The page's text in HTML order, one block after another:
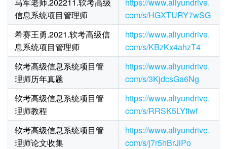
信息系统项目管理师
com/s/HGXTURY7wSG
希赛王勇.2021.软考高级信
息系统项目管理师
https://www.aliyundrive.
com/s/KBzKx4ahzT4
软考高级信息系统项目管
理师历年真题
https://www.aliyundrive.
com/s/3KjdcsGa6Ng
软考高级信息系统项目管
理师教程
https://www.aliyundrive.
com/s/RRSK5LYftwf
软考高级信息系统项目管
理师论文收集
https://www.aliyundrive.
com/s/j7r5hBrJiPo